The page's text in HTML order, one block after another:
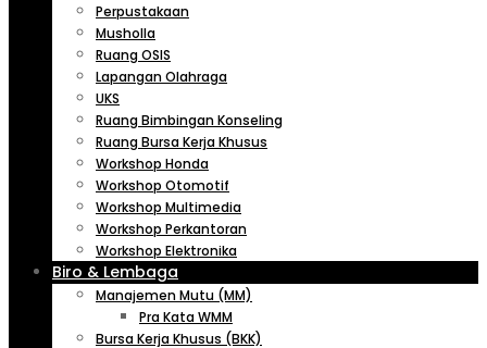
Perpustakaan
Musholla
Ruang OSIS
Lapangan Olahraga
UKS
Ruang Bimbingan Konseling
Ruang Bursa Kerja Khusus
Workshop Honda
Workshop Otomotif
Workshop Multimedia
Workshop Perkantoran
Workshop Elektronika
Biro & Lembaga
Manajemen Mutu (MM)
Pra Kata WMM
Bursa Kerja Khusus (BKK)